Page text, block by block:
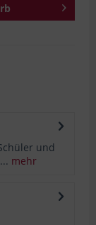
und
mehr